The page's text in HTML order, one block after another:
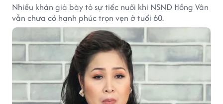
Nhiều khán giả bày tỏ sự tiếc nuối khi NSND Hồng Vân
vẫn chưa có hạnh phúc trọn vẹn ở tuổi 60.